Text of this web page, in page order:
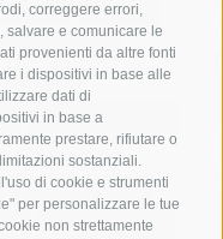
correggere errori,
salvare e comunicare le
provenienti da altre fonti
i dispositivi in base alle
dati di
in base a
prestare, rifiutare o
sostanziali.
di cookie e strumenti
per personalizzare le tue
non strettamente
costiera
incidente
lubrense
polizia municipale
sant'agnello
temporali
treni
vincenzo de luca